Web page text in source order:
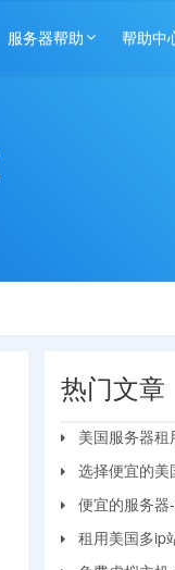
服务器帮助 帮助中
热门文章
美国服务器
业务选择最佳方
选择便宜的美
面？便宜的服务器
服务器？
租用美国多ip